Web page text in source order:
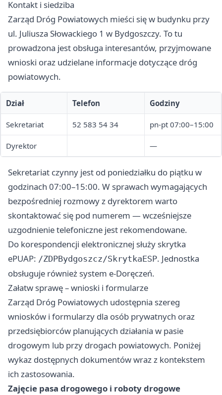
Kontakt i siedziba
Zarząd Dróg Powiatowych mieści się w budynku przy
ul. Juliusza Słowackiego 1 w Bydgoszczy. To tu
prowadzona jest obsługa interesantów, przyjmowane
wnioski oraz udzielane informacje dotyczące dróg
powiatowych.
Dział Telefon Godziny
Sekretariat 52 583 54 34 pn-pt 07:00–15:00
Dyrektor —
Sekretariat czynny jest od poniedziałku do piątku w
godzinach 07:00–15:00. W sprawach wymagających
bezpośredniej rozmowy z dyrektorem warto
skontaktować się pod numerem — wcześniejsze
uzgodnienie telefoniczne jest rekomendowane.
Do korespondencji elektronicznej służy skrytka
ePUAP: /ZDPBydgoszcz/SkrytkaESP. Jednostka
obsługuje również system e-Doręczeń.
Załatw sprawę – wnioski i formularze
Zarząd Dróg Powiatowych udostępnia szereg
wniosków i formularzy dla osób prywatnych oraz
przedsiębiorców planujących działania w pasie
drogowym lub przy drogach powiatowych. Poniżej
wykaz dostępnych dokumentów wraz z kontekstem
ich zastosowania.
Zajęcie pasa drogowego i roboty drogowe